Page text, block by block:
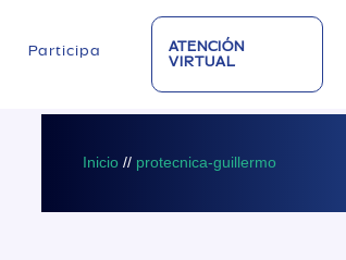
Participa
ATENCIÓN
VIRTUAL
Inicio // protecnica-guillermo